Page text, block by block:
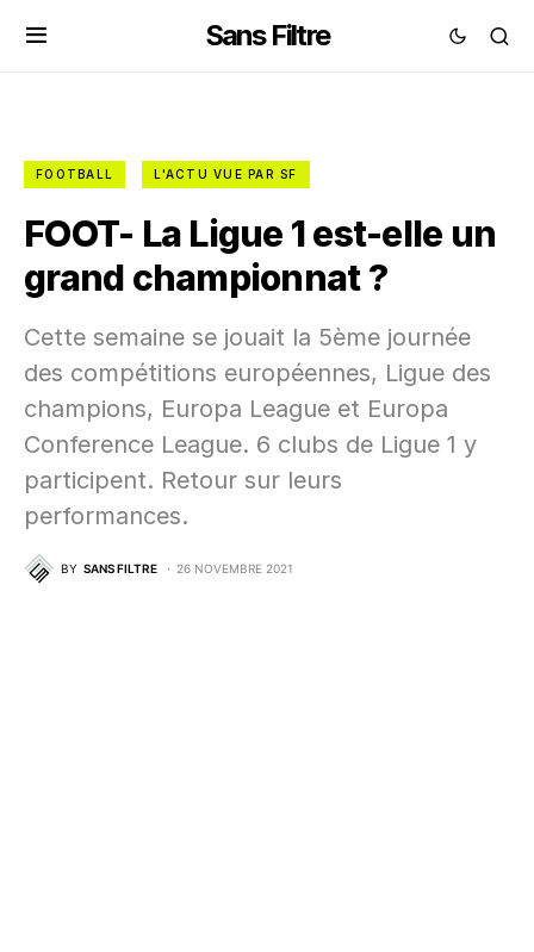
Sans Filtre
FOOTBALL L'ACTU VUE PAR SF
FOOT- La Ligue 1 est-elle un
grand championnat ?
Cette semaine se jouait la 5ème journée
des compétitions européennes, Ligue des
champions, Europa League et Europa
Conference League. 6 clubs de Ligue 1 y
participent. Retour sur leurs
performances.
BY SANS FILTRE 26 NOVEMBRE 2021